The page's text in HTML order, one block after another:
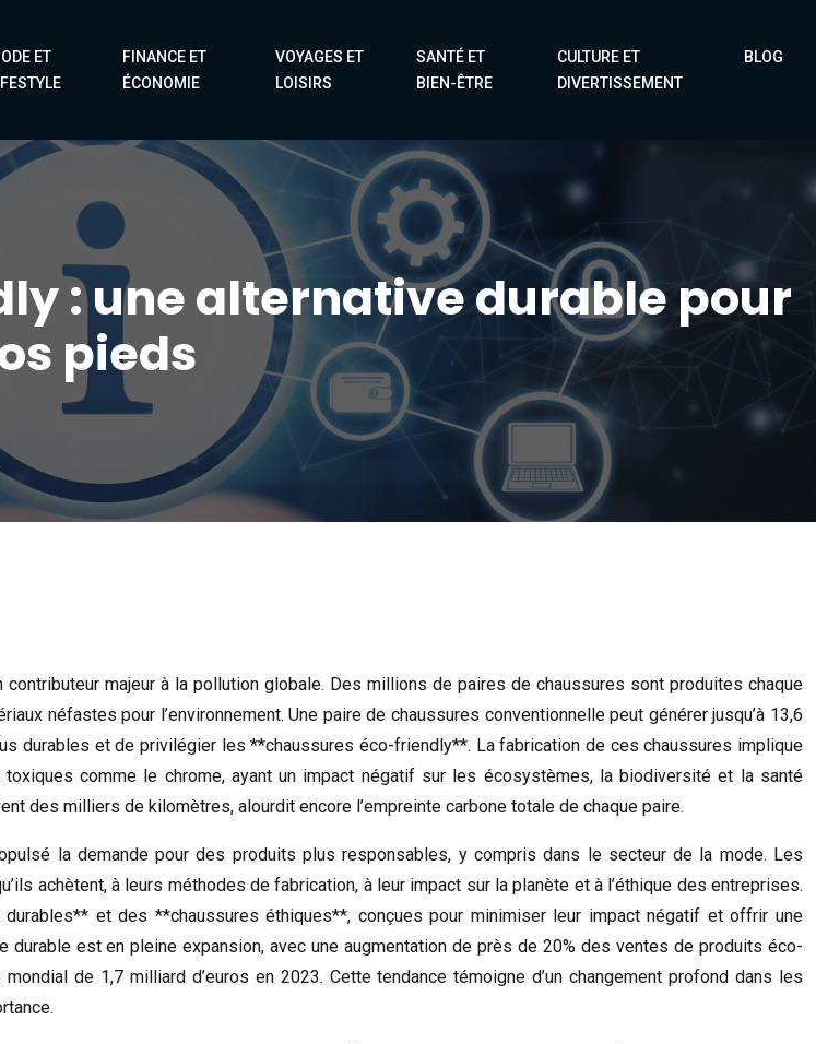
ET
FINANCE ET
ÉCONOMIE
VOYAGES ET
LOISIRS
SANTÉ ET
BIEN-ÊTRE
CULTURE ET
DIVERTISSEMENT
BLOG
: une alternative durable pour
pieds
majeur à la pollution globale. Des millions de paires de chaussures sont produites chaque
néfastes pour l’environnement. Une paire de chaussures conventionnelle peut générer jusqu’à 13,6
durables et de privilégier les **chaussures éco-friendly**. La fabrication de ces chaussures implique
toxiques comme le chrome, ayant un impact négatif sur les écosystèmes, la biodiversité et la santé
des milliers de kilomètres, alourdit encore l’empreinte carbone totale de chaque paire.
la demande pour des produits plus responsables, y compris dans le secteur de la mode. Les
achètent, à leurs méthodes de fabrication, à leur impact sur la planète et à l’éthique des entreprises.
et des **chaussures éthiques**, conçues pour minimiser leur impact négatif et offrir une
est en pleine expansion, avec une augmentation de près de 20% des ventes de produits éco-
de 1,7 milliard d’euros en 2023. Cette tendance témoigne d’un changement profond dans les